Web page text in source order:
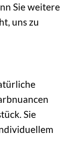
Sie weitere
uns zu
Sie